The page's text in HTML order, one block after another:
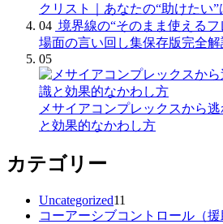
クリスト｜あなたの“助けたい”
04 境界線の“そのまま使える
場面の言い回し集保存版完全解
05
メサイアコンプレックスから
と効果的なかわし方
カテゴリー
Uncategorized11
コーアーシブコントロール（